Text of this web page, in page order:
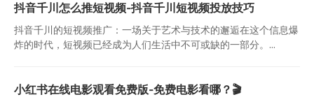
抖音千川怎么推短视频-抖音千川短视频投放技巧
抖音千川的短视频推广：一场关于艺术与技术的邂逅在这个信息爆
炸的时代，短视频已经成为人们生活中不可或缺的一部分。...
小红书在线电影观看免费版-免费电影看哪？🎬